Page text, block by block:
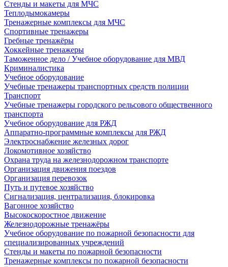
Стенды и макеты для МЧС
Теплодымокамеры
Тренажерные комплексы для МЧС
Спортивные тренажеры
Гребные тренажёры
Хоккейные тренажеры
Таможенное дело / Учебное оборудование для МВД
Криминалистика
Учебное оборудование
Учебные тренажеры транспортных средств полиции
Транспорт
Учебные тренажеры городского рельсового общественного
транспорта
Учебное оборудование для РЖД
Аппаратно-программные комплексы для РЖД
Электроснабжение железных дорог
Локомотивное хозяйство
Охрана труда на железнодорожном транспорте
Организация движения поездов
Организация перевозок
Путь и путевое хозяйство
Сигнализация, централизация, блокировка
Вагонное хозяйство
Высокоскоростное движение
Железнодорожные тренажёры
Учебное оборудование по пожарной безопасности для
специализированных учреждений
Стенды и макеты по пожарной безопасности
Тренажерные комплексы по пожарной безопасности